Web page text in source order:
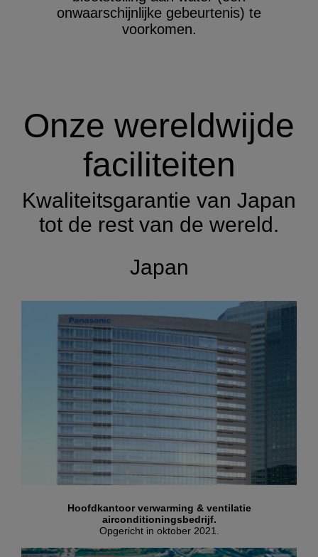
onwaarschijnlijke gebeurtenis) te
voorkomen.
Onze wereldwijde
faciliteiten
Kwaliteitsgarantie van Japan
tot de rest van de wereld.
Japan
Hoofdkantoor verwarming & ventilatie
airconditioningsbedrijf.
Opgericht in oktober 2021.